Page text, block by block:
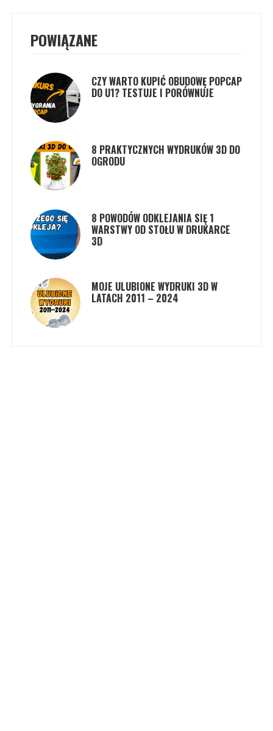
POWIĄZANE
CZY WARTO KUPIĆ OBUDOWĘ POPCAP
DO U1? TESTUJE I PORÓWNUJE
8 PRAKTYCZNYCH WYDRUKÓW 3D DO
OGRODU
8 POWODÓW ODKLEJANIA SIĘ 1
WARSTWY OD STOŁU W DRUKARCE
3D
MOJE ULUBIONE WYDRUKI 3D W
LATACH 2011 – 2024